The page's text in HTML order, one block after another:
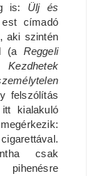
is: Ülj és
címadó
aki szintén
(a Reggeli
Kezdhetek
felszólítás
kialakuló
csak